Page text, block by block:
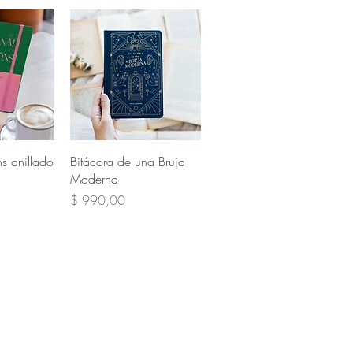
anillado
Vista rápida
Bitácora de una Bruja
Moderna
Precio
$ 990,00